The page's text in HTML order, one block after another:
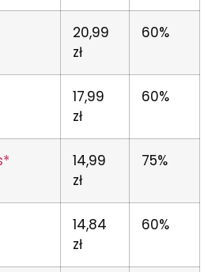
20,99
zł
60%
17,99
zł
60%
14,99
zł
75%
14,84
zł
60%